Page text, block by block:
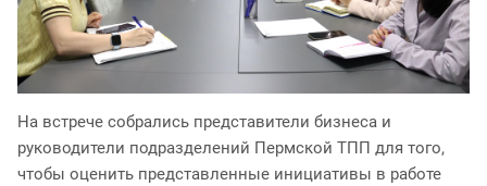
На встрече собрались представители бизнеса и
руководители подразделений Пермской ТПП для того,
чтобы оценить представленные инициативы в работе